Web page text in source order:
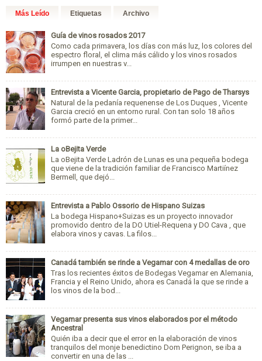
Más Leído Etiquetas Archivo
Guía de vinos rosados 2017
Como cada primavera, los días con más luz, los colores del
espectro floral, el clima más cálido y los vinos rosados
irrumpen en nuestras v...
Entrevista a Vicente Garcia, propietario de Pago de Tharsys
Natural de la pedanía requenense de Los Duques , Vicente
Garcia creció en un entorno rural. Con tan solo 18 años
formó parte de la primer...
La oBejita Verde
La oBejita Verde Ladrón de Lunas es una pequeña bodega
que viene de la tradición familiar de Francisco Martiínez
Bermell, que dejó...
Entrevista a Pablo Ossorio de Hispano Suizas
La bodega Hispano+Suizas es un proyecto innovador
promovido dentro de la DO Utiel-Requena y DO Cava , que
elabora vinos y cavas. La filos...
Canadá también se rinde a Vegamar con 4 medallas de oro
Tras los recientes éxitos de Bodegas Vegamar en Alemania,
Francia y el Reino Unido, ahora es Canadá la que se rinde a
los vinos de la bod...
Vegamar presenta sus vinos elaborados por el método
Ancestral
Quién iba a decir que el error en la elaboración de vinos
tranquilos del monje benedictino Dom Perignon, se iba a
convertir en una de las ...